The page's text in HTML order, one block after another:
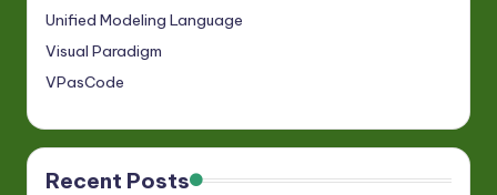
Unified Modeling Language
Visual Paradigm
VPasCode
Recent Posts